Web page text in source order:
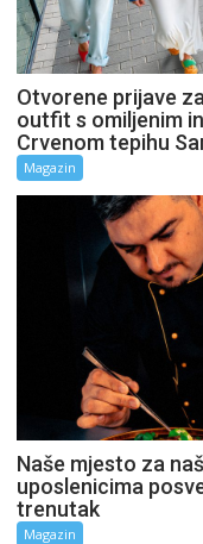
Otvorene prijave
outfit s omiljenim
Crvenom tepihu
Magazin
Naše mjesto za
uposlenicima
trenutak
Magazin